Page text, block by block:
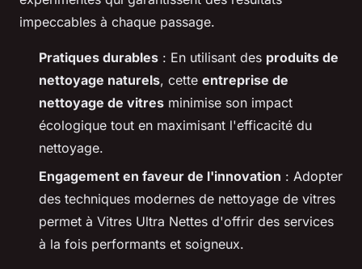
impeccables à chaque passage.
Pratiques durables : En utilisant des produits de
nettoyage naturels, cette entreprise de
nettoyage de vitres minimise son impact
écologique tout en maximisant l'efficacité du
nettoyage.
Engagement en faveur de l'innovation : Adopter
des techniques modernes de nettoyage de vitres
permet à Vitres Ultra Nettes d'offrir des services
à la fois performants et soigneux.